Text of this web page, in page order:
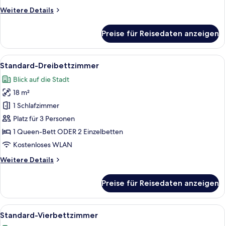
Weitere Details
Weitere
Doppelzimmer
zur
Einzelnutzung
Preise für Reisedaten anzeigen
Alle
Fotos
für
Standard-
Dreibettzimmer
anzeigen
Ein Hotelzimmer mit einem Bett,
7
Standard-Dreibettzimmer
Blick auf die Stadt
18 m²
1 Schlafzimmer
Platz für 3 Personen
1 Queen-Bett ODER 2 Einzelbetten
Kostenloses WLAN
Weitere Details
Weitere
Dreibettzimmer
Preise für Reisedaten anzeigen
Alle
Fotos
Ein Hotelzimmer mit zwei Betten,
6
Standard-Vierbettzimmer